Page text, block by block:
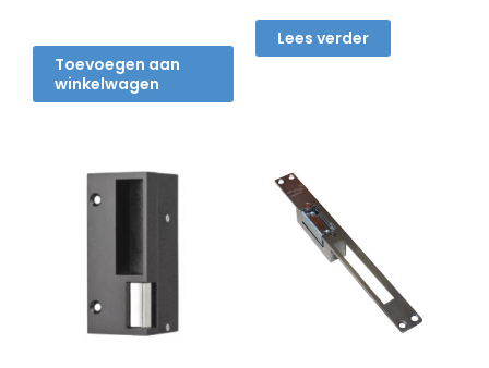
€ 22,50.€ 12,50.
Toevoegen aan
winkelwagen
€ 35,00.
Lees verder